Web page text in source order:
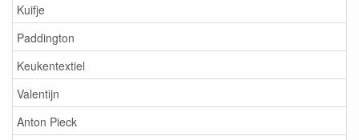
Kuifje
Paddington
Keukentextiel
Valentijn
Anton Pieck